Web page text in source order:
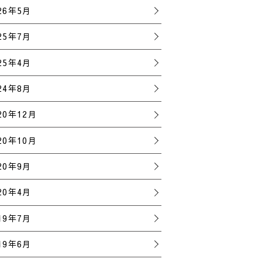
年5月
年7月
年4月
年8月
年12月
年10月
年9月
年4月
年7月
年6月